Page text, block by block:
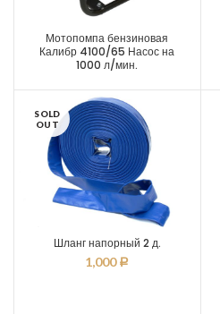
Мотопомпа бензиновая
Калибр 4100/65 Насос на
1000 л/мин.
SOLD
OUT
Шланг напорный 2 д.
1,000 Р